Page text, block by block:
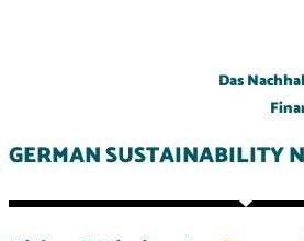
Das
GERMAN SUSTAINABILITY